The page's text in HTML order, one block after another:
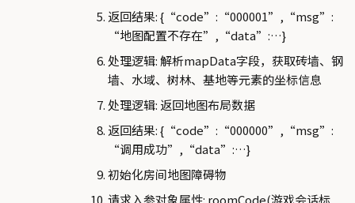
返回结果: {“code”:“000001”,“msg”:
“地图配置不存在”,“data”:…}
处理逻辑: 解析mapData字段，获取砖墙、钢
墙、水域、树林、基地等元素的坐标信息
处理逻辑: 返回地图布局数据
返回结果: {“code”:“000000”,“msg”:
“调用成功”,“data”:…}
初始化房间地图障碍物
请求入参对象属性: roomCode(游戏会话标